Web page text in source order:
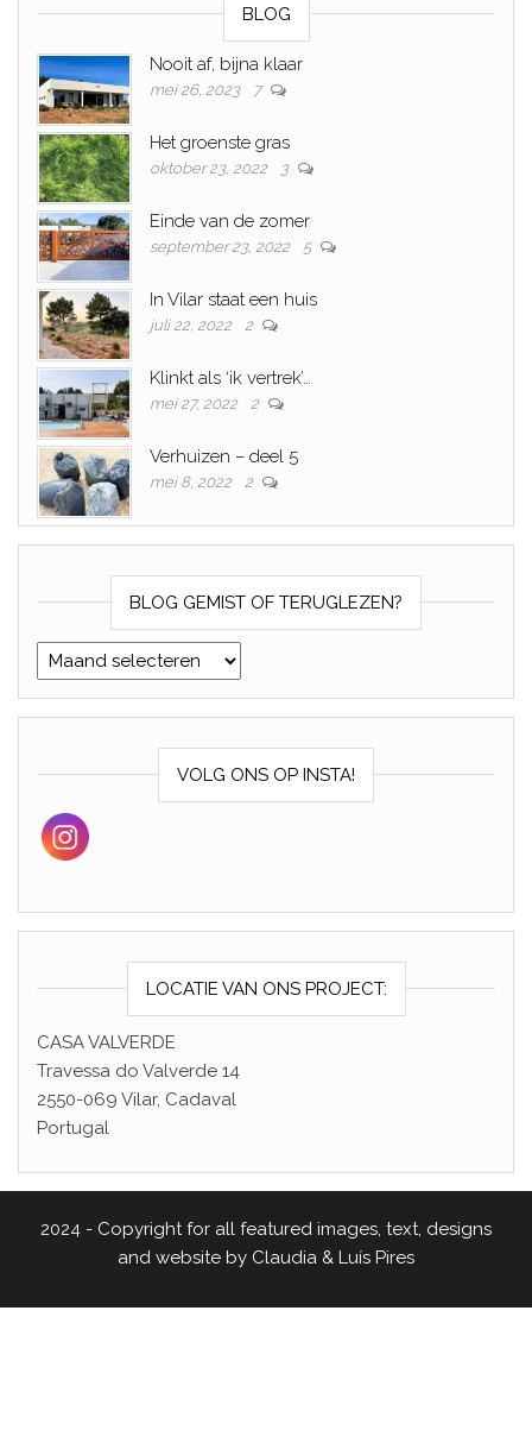
BLOG
Nooit af, bijna klaar
mei 26, 2023 7
Het groenste gras
oktober 23, 2022 3
Einde van de zomer
september 23, 2022 5
In Vilar staat een huis
juli 22, 2022 2
Klinkt als ‘ik vertrek’…
mei 27, 2022 2
Verhuizen – deel 5
mei 8, 2022 2
BLOG GEMIST OF TERUGLEZEN?
Blog gemist of teruglezen?
VOLG ONS OP INSTA!
LOCATIE VAN ONS PROJECT:
CASA VALVERDE
Travessa do Valverde 14
2550-069 Vilar, Cadaval
Portugal
2024 - Copyright for all featured images, text, designs
and website by Claudia & Luís Pires